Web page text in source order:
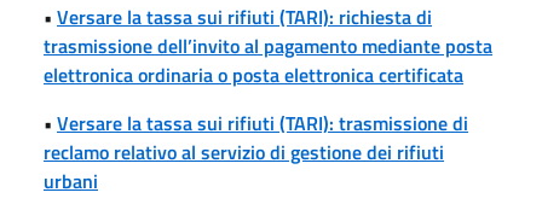
• Versare la tassa sui rifiuti (TARI): richiesta di
trasmissione dell’invito al pagamento mediante posta
elettronica ordinaria o posta elettronica certificata
• Versare la tassa sui rifiuti (TARI): trasmissione di
reclamo relativo al servizio di gestione dei rifiuti
urbani